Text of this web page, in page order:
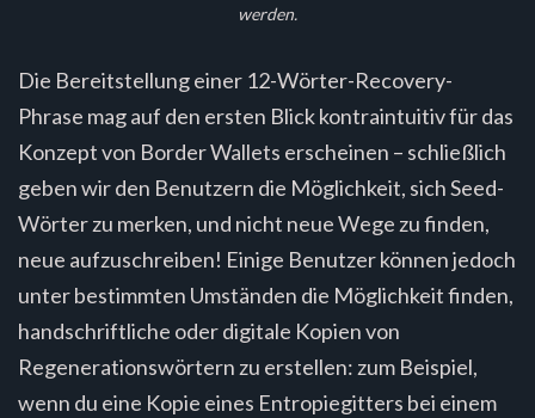
werden.
Die Bereitstellung einer 12-Wörter-Recovery-
Phrase mag auf den ersten Blick kontraintuitiv für das
Konzept von Border Wallets erscheinen – schließlich
geben wir den Benutzern die Möglichkeit, sich Seed-
Wörter zu merken, und nicht neue Wege zu finden,
neue aufzuschreiben! Einige Benutzer können jedoch
unter bestimmten Umständen die Möglichkeit finden,
handschriftliche oder digitale Kopien von
Regenerationswörtern zu erstellen: zum Beispiel,
wenn du eine Kopie eines Entropiegitters bei einem